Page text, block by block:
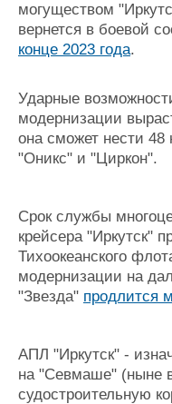
могуществом
вернется в боевой
конце 2023 года.
Ударные
модернизации
она сможет нести
"Оникс" и "Циркон".
Срок службы
крейсера "Иркутск"
Тихоокеанского
модернизации на
"Звезда" продлится
АПЛ "Иркутск" -
на "Севмаше" (ныне
судостроительную